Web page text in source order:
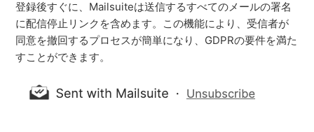
登録後すぐに、Mailsuiteは送信するすべてのメールの署名
に配信停止リンクを含めます。この機能により、受信者が
同意を撤回するプロセスが簡単になり、GDPRの要件を満た
すことができます。